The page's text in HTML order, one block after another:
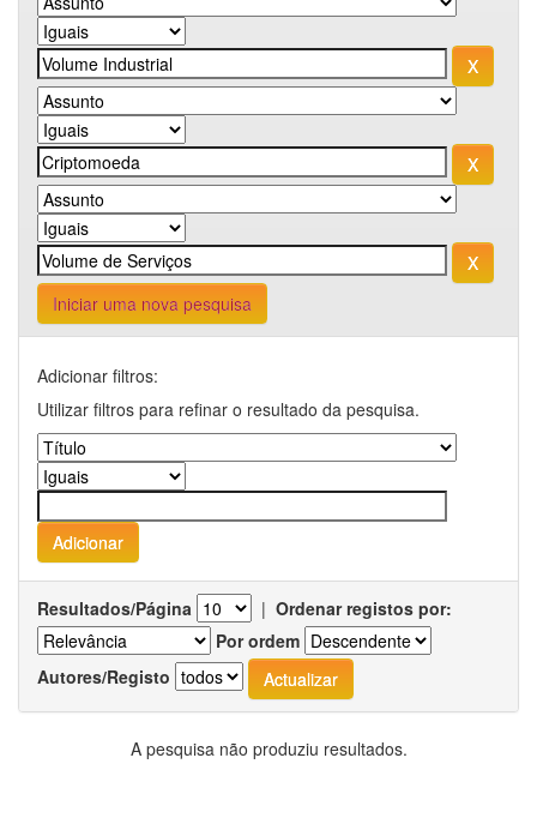
Iniciar uma nova pesquisa
Adicionar filtros:
Utilizar filtros para refinar o resultado da pesquisa.
Resultados/Página | Ordenar registos por:
Por ordem
Autores/Registo
A pesquisa não produziu resultados.